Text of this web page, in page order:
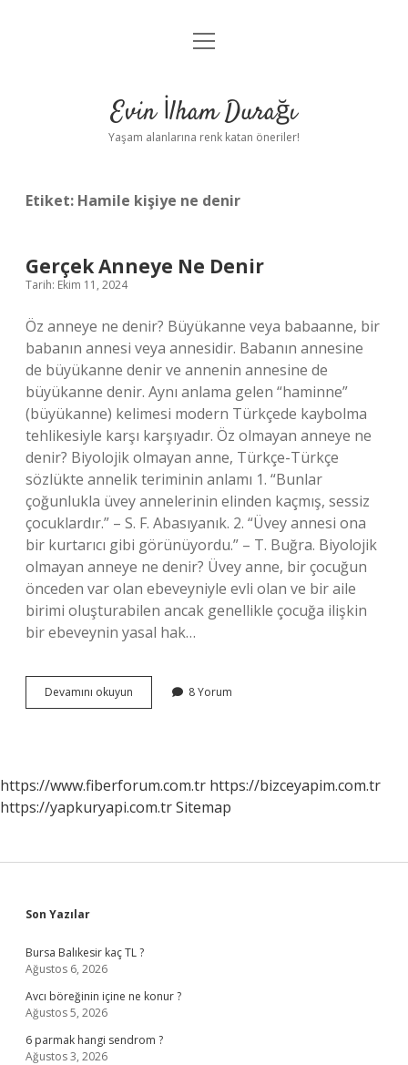
Anasayfa
Yasal Uyarı
menüyü
Evin İlham Durağı
Yaşam alanlarına renk katan öneriler!
Etiket: Hamile kişiye ne denir
Gerçek Anneye Ne Denir
Tarih: Ekim 11, 2024
Öz anneye ne denir? Büyükanne veya babaanne, bir
babanın annesi veya annesidir. Babanın annesine
de büyükanne denir ve annenin annesine de
büyükanne denir. Aynı anlama gelen “haminne”
(büyükanne) kelimesi modern Türkçede kaybolma
tehlikesiyle karşı karşıyadır. Öz olmayan anneye ne
denir? Biyolojik olmayan anne, Türkçe-Türkçe
sözlükte annelik teriminin anlamı 1. “Bunlar
çoğunlukla üvey annelerinin elinden kaçmış, sessiz
çocuklardır.” – S. F. Abasıyanık. 2. “Üvey annesi ona
bir kurtarıcı gibi görünüyordu.” – T. Buğra. Biyolojik
olmayan anneye ne denir? Üvey anne, bir çocuğun
önceden var olan ebeveyniyle evli olan ve bir aile
birimi oluşturabilen ancak genellikle çocuğa ilişkin
bir ebeveynin yasal hak…
Devamını okuyun
Anneye
8 Yorum
https://www.fiberforum.com.tr https://bizceyapim.com.tr
https://yapkuryapi.com.trSitemap
Sidebar
Son Yazılar
Bursa Balıkesir kaç TL ?
Ağustos 6, 2026
Avcı böreğinin içine ne konur ?
Ağustos 5, 2026
6 parmak hangi sendrom ?
Ağustos 3, 2026